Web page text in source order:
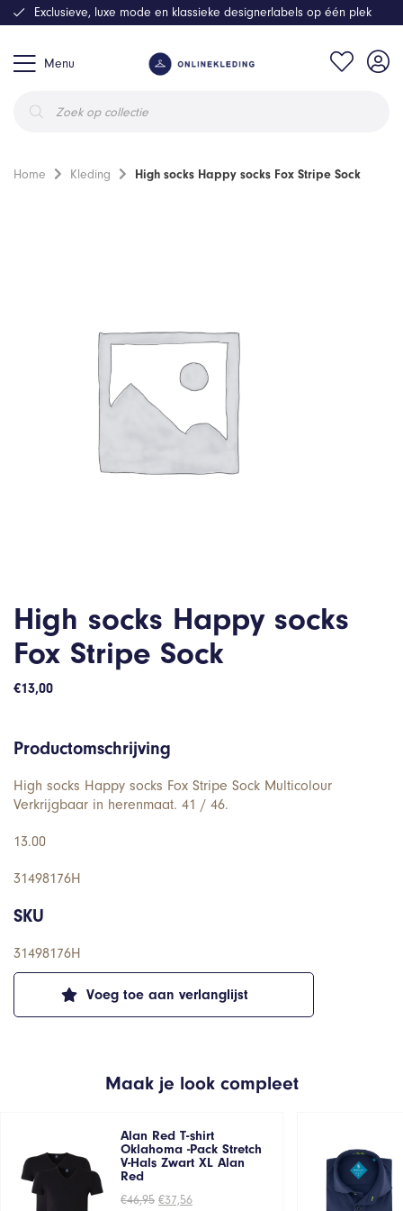
Menu
zoeken
Exclusieve, luxe mode en klassieke designerlabels op één plek
Home Kleding High socks Happy socks Fox Stripe Sock
High socks Happy socks
Fox Stripe Sock
€13,00
Voeg toe aan verlanglijst
Productomschrijving
High socks Happy socks Fox Stripe Sock Multicolour
Verkrijgbaar in herenmaat. 41 / 46.
13.00
31498176H
SKU
31498176H
Maak je look compleet
Alan Red T-shirt
Oklahoma -Pack Stretch
V-Hals Zwart XL Alan
Red
€46,95 Oorspronkelijke
€37,56Huidige